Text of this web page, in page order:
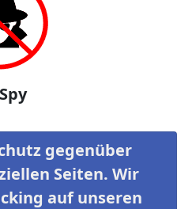
gegenüber
Seiten. Wir
auf unseren